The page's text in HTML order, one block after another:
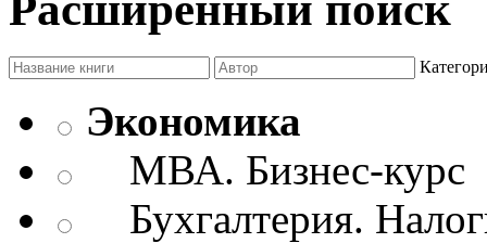
Экономика
МВА. Бизнес-курс
Бухгалтерия.